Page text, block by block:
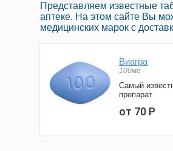
Представляем известные
аптеке. На этом сайте Вы
медицинских марок с
Виагра
100мг
Самый
препарат
от 70Р